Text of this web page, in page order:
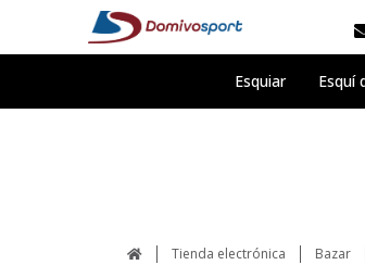
Esquiar Esquí
Tienda electrónica Bazar